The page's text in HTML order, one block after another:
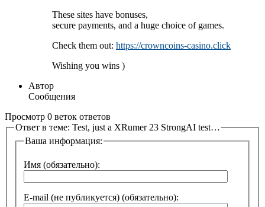
These sites have bonuses,
secure payments, and a huge choice of games.
Check them out: https://crowncoins-casino.click
Wishing you wins )
Автор
Сообщения
Просмотр 0 веток ответов
Ответ в теме: Test, just a XRumer 23 StrongAI test…
Ваша информация:
Имя (обязательно):
E-mail (не публикуется) (обязательно):